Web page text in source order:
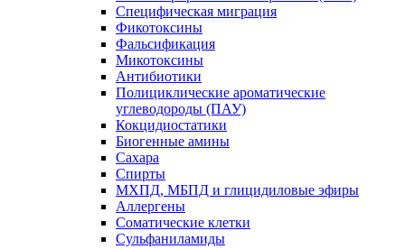
Специфическая миграция
Фикотоксины
Фальсификация
Микотоксины
Антибиотики
Полициклические ароматические
углеводороды (ПАУ)
Кокцидиостатики
Биогенные амины
Сахара
Спирты
МХПД, МБПД и глицидиловые эфиры
Аллергены
Соматические клетки
Сульфаниламиды